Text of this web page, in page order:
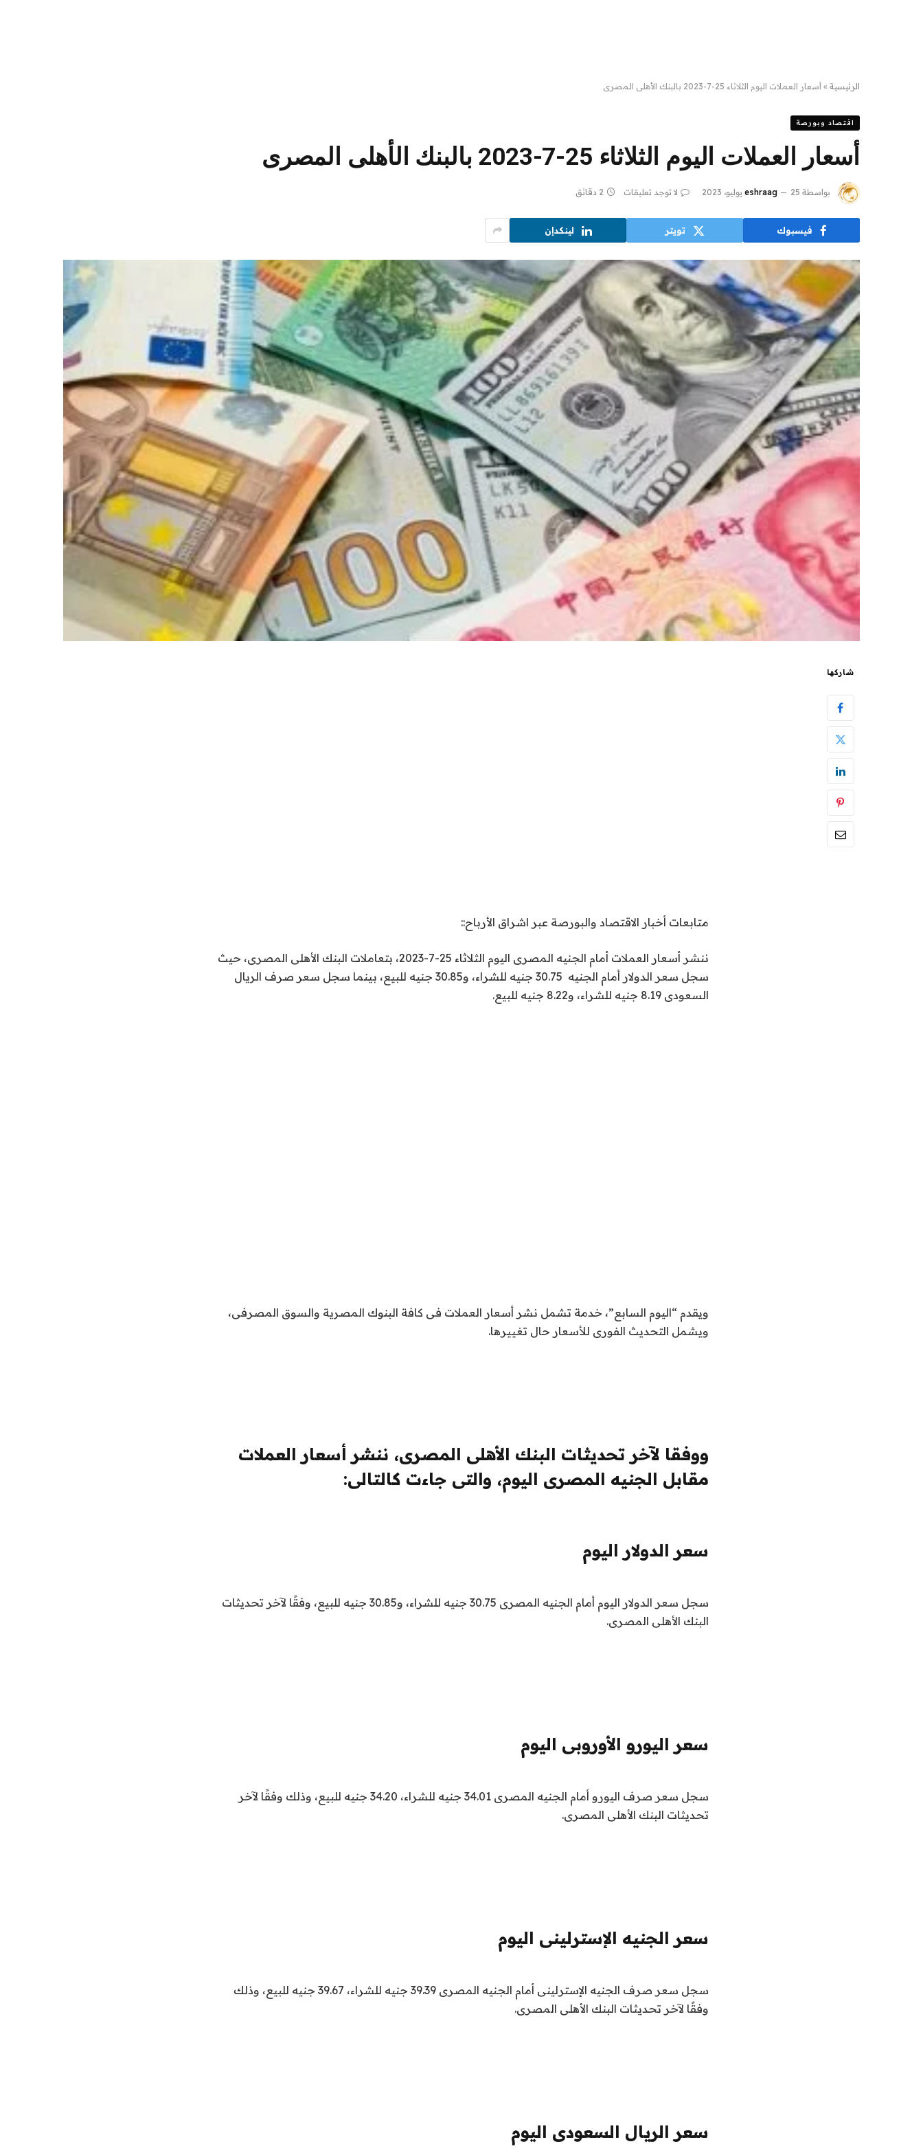
الرئيسية » أسعار العملات اليوم الثلاثاء 25-7-2023 بالبنك الأهلى المصرى
اقتصاد وبورصة
أسعار العملات اليوم الثلاثاء 25-7-2023 بالبنك الأهلى المصرى
بواسطة eshraag 25 يوليو، 2023 لا توجد تعليقات 2 دقائق
فيسبوك تويتر لينكدإن
شاركها
متابعات أخبار الاقتصاد والبورصة عبر اشراق الأرباح::
ننشر أسعار العملات أمام الجنيه المصرى اليوم الثلاثاء 25-7-2023، بتعاملات البنك الأهلى المصرى، حيث
سجل سعر الدولار أمام الجنيه 30.75 جنيه للشراء، و30.85 جنيه للبيع، بينما سجل سعر صرف الريال
السعودى 8.19 جنيه للشراء، و8.22 جنيه للبيع.
ويقدم “اليوم السابع”، خدمة تشمل نشر أسعار العملات فى كافة البنوك المصرية والسوق المصرفى،
ويشمل التحديث الفورى للأسعار حال تغييرها.
ووفقا لآخر تحديثات البنك الأهلى المصرى، ننشر أسعار العملات
مقابل الجنيه المصرى اليوم، والتى جاءت كالتالى:
سعر الدولار اليوم
سجل سعر الدولار اليوم أمام الجنيه المصرى 30.75 جنيه للشراء، و30.85 جنيه للبيع، وفقًا لآخر تحديثات
البنك الأهلى المصرى.
سعر اليورو الأوروبى اليوم
سجل سعر صرف اليورو أمام الجنيه المصرى 34.01 جنيه للشراء، 34.20 جنيه للبيع، وذلك وفقًا لآخر
تحديثات البنك الأهلى المصرى.
سعر الجنيه الإسترلينى اليوم
سجل سعر صرف الجنيه الإسترلينى أمام الجنيه المصرى 39.39 جنيه للشراء، 39.67 جنيه للبيع، وذلك
وفقًا لآخر تحديثات البنك الأهلى المصرى.
سعر الريال السعودى اليوم